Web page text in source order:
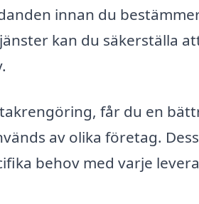
innan du
kan du säkerställa
får du en
av olika företag.
behov med varje